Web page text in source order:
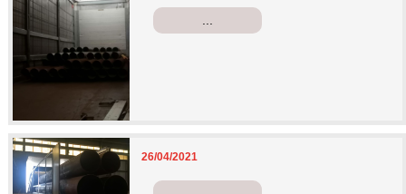
...
26/04/2021